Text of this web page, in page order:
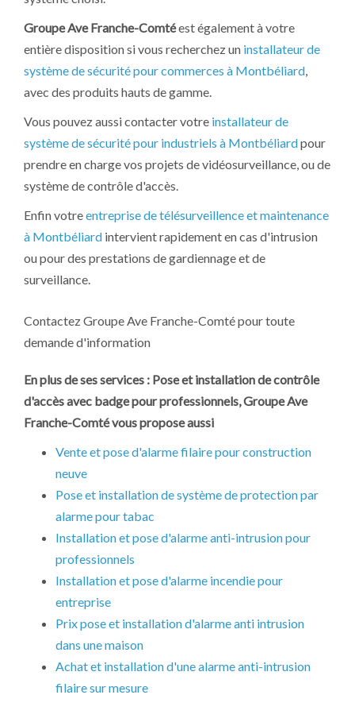
Groupe Ave Franche-Comtéest également à votre
entière disposition si vous recherchez un installateur de
système de sécurité pour commerces à Montbéliard,
avec des produits hauts de gamme.
Vous pouvez aussi contacter votre installateur de
système de sécurité pour industriels à Montbéliardpour
prendre en charge vos projets de vidéosurveillance, ou de
système de contrôle d'accès.
Enfin votreentreprise de télésurveillence et maintenance
à Montbéliard intervient rapidement en cas d'intrusion
ou pour des prestations de gardiennage et de
surveillance.
Contactez Groupe Ave Franche-Comté pour toute
demande d'information
En plus de ses services : Pose et installation de contrôle
d'accès avec badge pour professionnels, Groupe Ave
Franche-Comté vous propose aussi
Vente et pose d'alarme filaire pour construction
neuve
Pose et installation de système de protection par
alarme pour tabac
Installation et pose d'alarme anti-intrusion pour
professionnels
Installation et pose d'alarme incendie pour
entreprise
Prix pose et installation d'alarme anti intrusion
dans une maison
Achat et installation d'une alarme anti-intrusion
filaire sur mesure